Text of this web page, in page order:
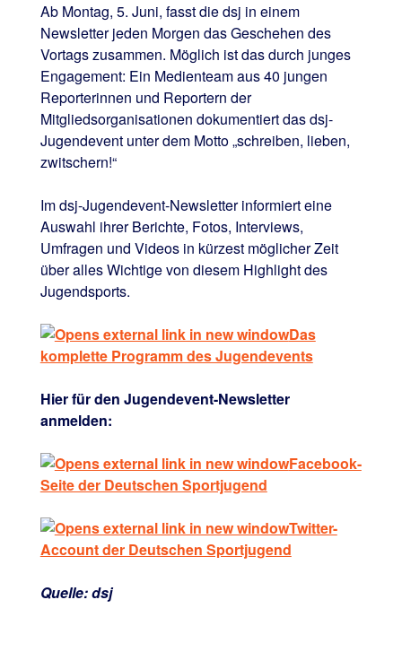
Ab Montag, 5. Juni, fasst die dsj in einem
Newsletter jeden Morgen das Geschehen des
Vortags zusammen. Möglich ist das durch junges
Engagement: Ein Medienteam aus 40 jungen
Reporterinnen und Reportern der
Mitgliedsorganisationen dokumentiert das dsj-
Jugendevent unter dem Motto „schreiben, lieben,
zwitschern!“
Im dsj-Jugendevent-Newsletter informiert eine
Auswahl ihrer Berichte, Fotos, Interviews,
Umfragen und Videos in kürzest möglicher Zeit
über alles Wichtige von diesem Highlight des
Jugendsports.
Das
komplette Programm des Jugendevents
Hier für den Jugendevent-Newsletter
anmelden:
Facebook-
Seite der Deutschen Sportjugend
Twitter-
Account der Deutschen Sportjugend
Quelle: dsj